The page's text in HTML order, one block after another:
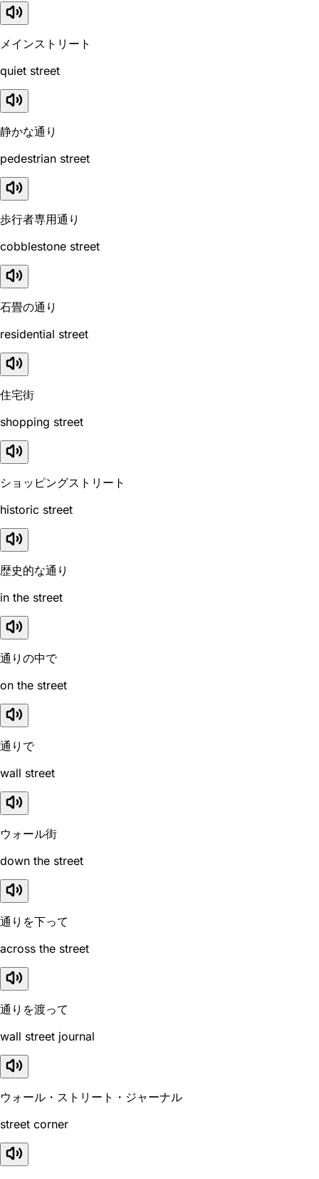
メインストリート
quiet street
静かな通り
pedestrian street
歩行者専用通り
cobblestone street
石畳の通り
residential street
住宅街
shopping street
ショッピングストリート
historic street
歴史的な通り
in the street
通りの中で
on the street
通りで
wall street
ウォール街
down the street
通りを下って
across the street
通りを渡って
wall street journal
ウォール・ストリート・ジャーナル
street corner